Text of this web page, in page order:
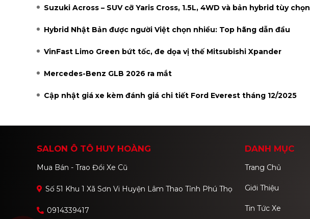
Suzuki Across – SUV cỡ Yaris Cross, 1.5L, 4WD và bản hybrid tùy chọn
Hybrid Nhật Bản được người Việt chọn nhiều: Top hãng dẫn đầu
VinFast Limo Green bứt tốc, đe dọa vị thế Mitsubishi Xpander
Mercedes-Benz GLB 2026 ra mắt
Cập nhật giá xe kèm đánh giá chi tiết Ford Everest tháng 12/2025
SALON Ô TÔ HUY HOÀNG
Mua Bán - Trao Đổi Xe Cũ
Số 51 Khu 1 Xã Sơn Vi Huyện Lâm Thao Tỉnh Phú Thọ
0914339417
DANH MỤC
Trang Chủ
Giới Thiệu
Tin Tức Xe